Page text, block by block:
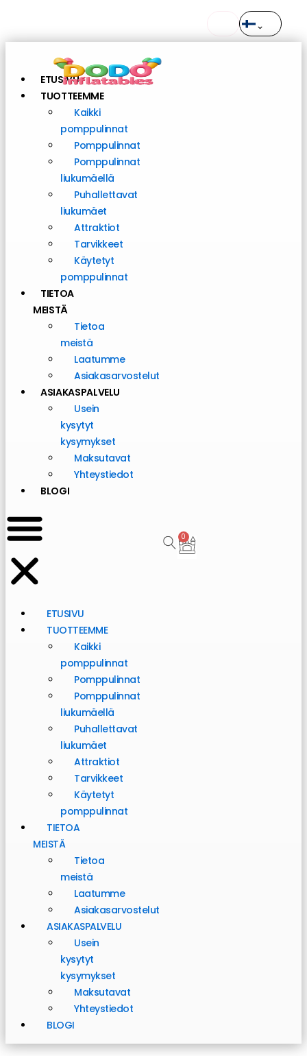
EN 14960 | TÜV SÜD ‑sertifioitu
Toimitus koko Eurooppaan
Tilaukset ennen klo 11 lähetetään samana päivänä
ETUSIVU
TUOTTEEMME
Kaikki
pomppulinnat
Pomppulinnat
Pomppulinnat
liukumäellä
Puhallettavat
liukumäet
Attraktiot
Tarvikkeet
Käytetyt
pomppulinnat
TIETOA
MEISTÄ
Tietoa
meistä
Laatumme
Asiakasarvostelut
ASIAKASPALVELU
Usein
kysytyt
kysymykset
Maksutavat
Yhteystiedot
BLOGI
ETUSIVU
TUOTTEEMME
Kaikki
pomppulinnat
Pomppulinnat
Pomppulinnat
liukumäellä
Puhallettavat
liukumäet
Attraktiot
Tarvikkeet
Käytetyt
pomppulinnat
TIETOA
MEISTÄ
Tietoa
meistä
Laatumme
Asiakasarvostelut
ASIAKASPALVELU
Usein
kysytyt
kysymykset
Maksutavat
Yhteystiedot
BLOGI
0
Cart